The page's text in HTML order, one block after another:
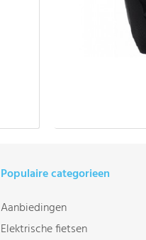
Populaire categorieen
Aanbiedingen
Elektrische fietsen